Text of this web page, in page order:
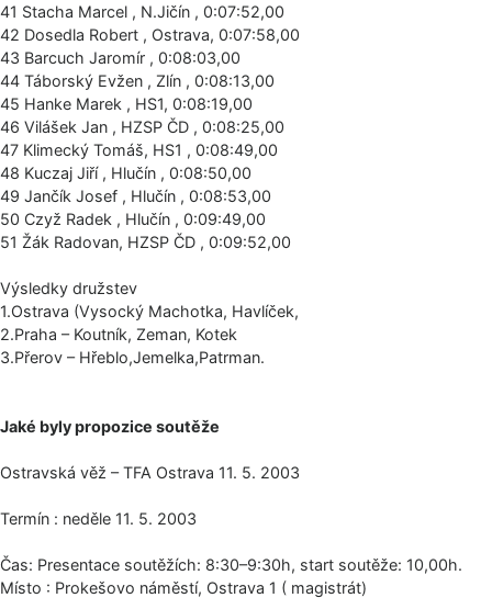
41 Stacha Marcel , N.Jičín , 0:07:52,00
42 Dosedla Robert , Ostrava, 0:07:58,00
43 Barcuch Jaromír , 0:08:03,00
44 Táborský Evžen , Zlín , 0:08:13,00
45 Hanke Marek , HS1, 0:08:19,00
46 Vilášek Jan , HZSP ČD , 0:08:25,00
47 Klimecký Tomáš, HS1 , 0:08:49,00
48 Kuczaj Jiří , Hlučín , 0:08:50,00
49 Jančík Josef , Hlučín , 0:08:53,00
50 Czyž Radek , Hlučín , 0:09:49,00
51 Žák Radovan, HZSP ČD , 0:09:52,00
Výsledky družstev
1.Ostrava (Vysocký Machotka, Havlíček,
2.Praha – Koutník, Zeman, Kotek
3.Přerov – Hřeblo,Jemelka,Pa­trman.
Jaké byly propozice soutěže
Ostravská věž – TFA Ostrava 11. 5. 2003
Termín : neděle 11. 5. 2003
Čas: Presentace soutěžích: 8:30–9:30h, start soutěže: 10,00h.
Místo : Prokešovo náměstí, Ostrava 1 ( magistrát)